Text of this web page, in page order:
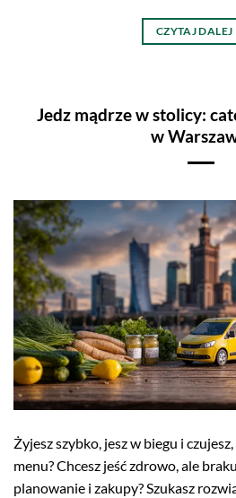
CZYTAJ DALEJ
Jedz mądrze w stolicy:
w
Żyjesz szybko, jesz w biegu i
menu? Chcesz jeść zdrowo, ale
planowanie i zakupy? Szukasz